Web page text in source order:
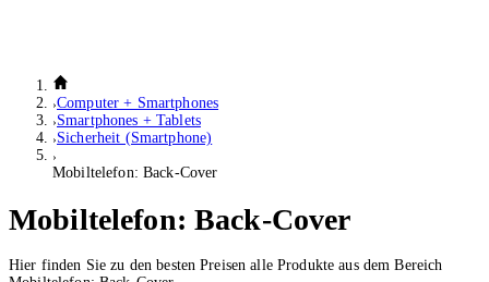
Computer + Smartphones
Smartphones + Tablets
Sicherheit (Smartphone)
Mobiltelefon: Back-Cover
Mobiltelefon: Back-Cover
Hier finden Sie zu den besten Preisen alle Produkte aus dem Bereich